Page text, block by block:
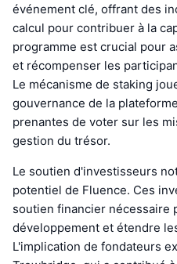
événement clé, offrant des
calcul pour contribuer à la
programme est crucial pour
et récompenser les
Le mécanisme de staking
gouvernance de la
prenantes de voter sur les
gestion du trésor.
Le soutien d'investisseurs
potentiel de Fluence. Ces
soutien financier nécessaire
développement et étendre
L'implication de fondateurs